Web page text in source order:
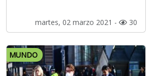
martes, 02 marzo 2021 - 30
MUNDO